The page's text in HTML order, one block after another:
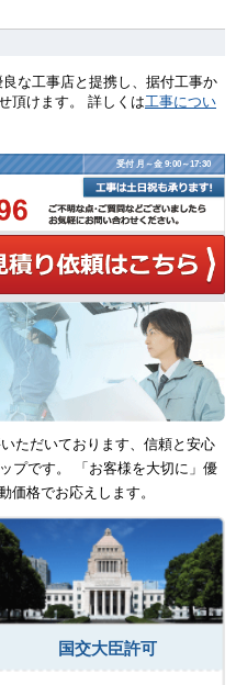
な工事店と提携し、据付工事か
頂けます。 詳しくは工事につい
受付 月～金 9:00～17:30
ただいております、信頼と安心
プです。 「お客様を大切に」優
価格でお応えします。
国交大臣許可